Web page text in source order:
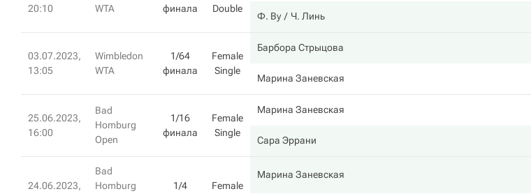
20:10
WTA
финала
Double
Ф. Ву Ч. Линь
03.07.2023,
13:05
Wimbledon
WTA
1/64
финала
Female
Single
Барбора Стрыцова
Марина Заневская
25.06.2023,
16:00
Bad
Homburg
Open
1/16
финала
Female
Single
Марина Заневская
Сара Эррани
24.06.2023,
Bad
Homburg
1/4
Female
Марина Заневская